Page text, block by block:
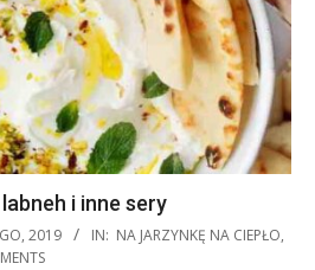
i inne sery
2019 IN: NA JARZYNKĘ NA CIEPŁO,